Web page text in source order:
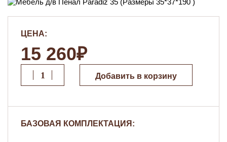
ЦЕНА:
15 260₽
Добавить в корзину
БАЗОВАЯ КОМПЛЕКТАЦИЯ: